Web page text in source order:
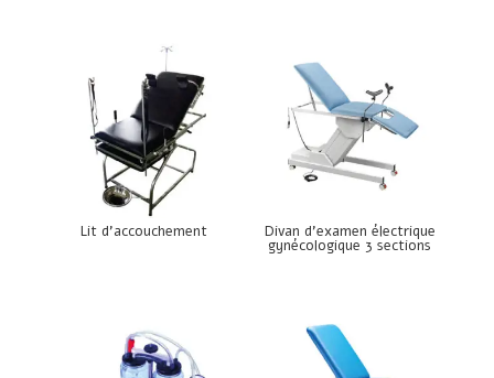
Lit d’accouchement Divan d’examen électrique
gynécologique 3 sections